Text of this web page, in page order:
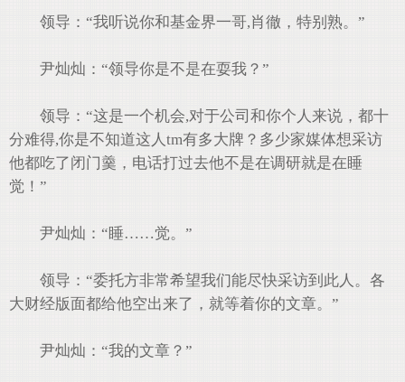
领导：“我听说你和基金界一哥,肖徹，特别熟。”
尹灿灿：“领导你是不是在耍我？”
领导：“这是一个机会,对于公司和你个人来说，都十
分难得,你是不知道这人tm有多大牌？多少家媒体想采访
他都吃了闭门羹，电话打过去他不是在调研就是在睡
觉！”
尹灿灿：“睡……觉。”
领导：“委托方非常希望我们能尽快采访到此人。各
大财经版面都给他空出来了，就等着你的文章。”
尹灿灿：“我的文章？”